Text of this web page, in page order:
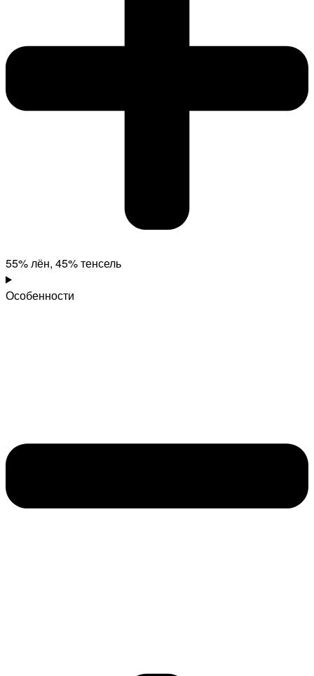
55% лён, 45% тенсель
Особенности